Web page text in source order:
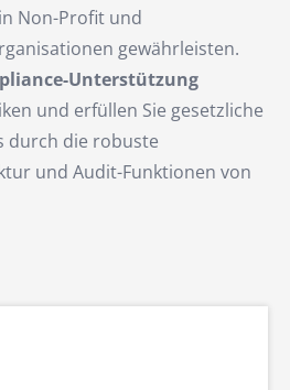
Non-Profit und
gewährleisten.
Unterstützung
und erfüllen Sie gesetzliche
durch die robuste
und Audit-Funktionen von